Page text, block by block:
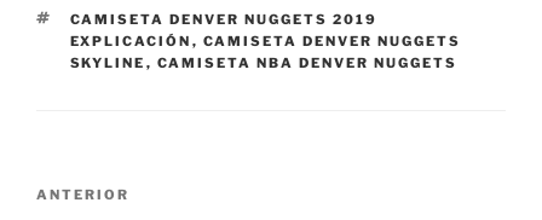
ETIQUETAS
CAMISETA DENVER NUGGETS 2019
EXPLICACIÓN , CAMISETA DENVER NUGGETS
SKYLINE , CAMISETA NBA DENVER NUGGETS
Entrada
ANTERIOR